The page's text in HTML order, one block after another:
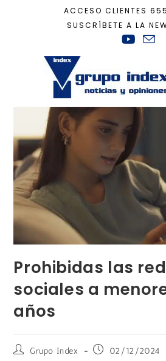
ACCESO CLIENTES
SUSCRÍBETE A LA
Tecnología
Prohibidas las
sociales a
años
Grupo Index 02/12/2024